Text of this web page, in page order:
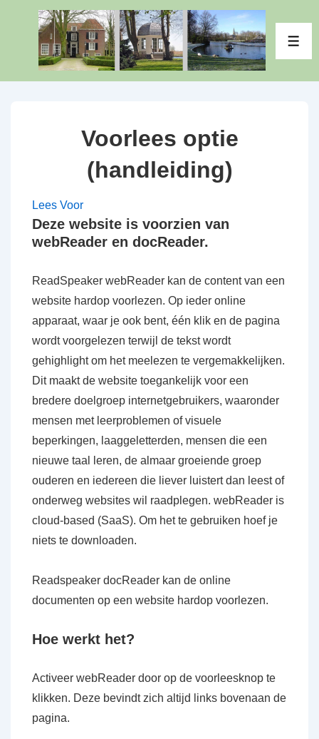
Doorgaan
hoofdinhoud
Voorlees optie
(handleiding)
Lees Voor
Deze website is voorzien van
webReader en docReader.
ReadSpeaker webReader kan de content van een
website hardop voorlezen. Op ieder online
apparaat, waar je ook bent, één klik en de pagina
wordt voorgelezen terwijl de tekst wordt
gehighlight om het meelezen te vergemakkelijken.
Dit maakt de website toegankelijk voor een
bredere doelgroep internetgebruikers, waaronder
mensen met leerproblemen of visuele
beperkingen, laaggeletterden, mensen die een
nieuwe taal leren, de almaar groeiende groep
ouderen en iedereen die liever luistert dan leest of
onderweg websites wil raadplegen. webReader is
cloud-based (SaaS). Om het te gebruiken hoef je
niets te downloaden.
Readspeaker docReader kan de online
documenten op een website hardop voorlezen.
Hoe werkt het?
Activeer webReader door op de voorleesknop te
klikken. Deze bevindt zich altijd links bovenaan de
pagina.